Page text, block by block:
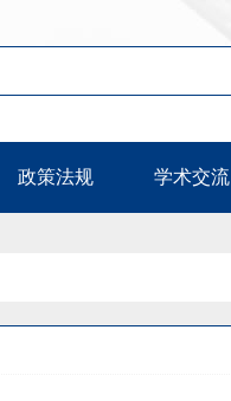
政策法规 学术交流